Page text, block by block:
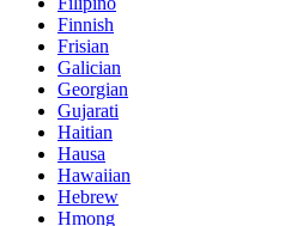
Finnish
Frisian
Galician
Georgian
Gujarati
Haitian
Hausa
Hawaiian
Hebrew
Hmong